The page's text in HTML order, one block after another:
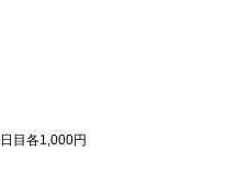
目各1,000円